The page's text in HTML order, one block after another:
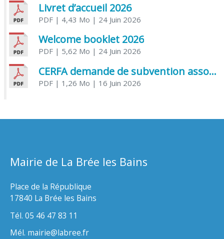
Livret d’accueil 2026
PDF| 4,43 Mo | 24 Juin 2026
Welcome booklet 2026
PDF| 5,62 Mo | 24 Juin 2026
CERFA demande de subvention association
PDF| 1,26 Mo | 16 Juin 2026
Mairie de La Brée les Bains
Place de la République
17840 La Brée les Bains
Tél. 05 46 47 83 11
Mél. mairie@labree.fr